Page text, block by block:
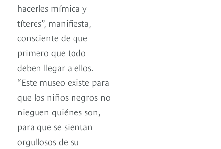
hacerles mímica y
títeres”, manifiesta,
consciente de que
primero que todo
deben llegar a ellos.
“Este museo existe para
que los niños negros no
nieguen quiénes son,
para que se sientan
orgullosos de su